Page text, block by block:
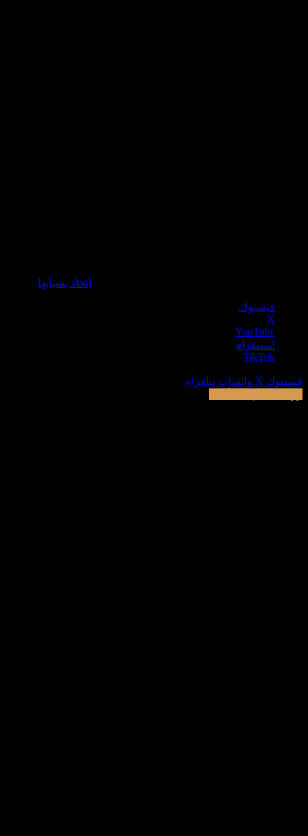
إتحاد بشبابها
فيسبوك
‫X
‫YouTube
انستقرام
‫TikTok
فيسبوك ‫X واتساب تيلقرام